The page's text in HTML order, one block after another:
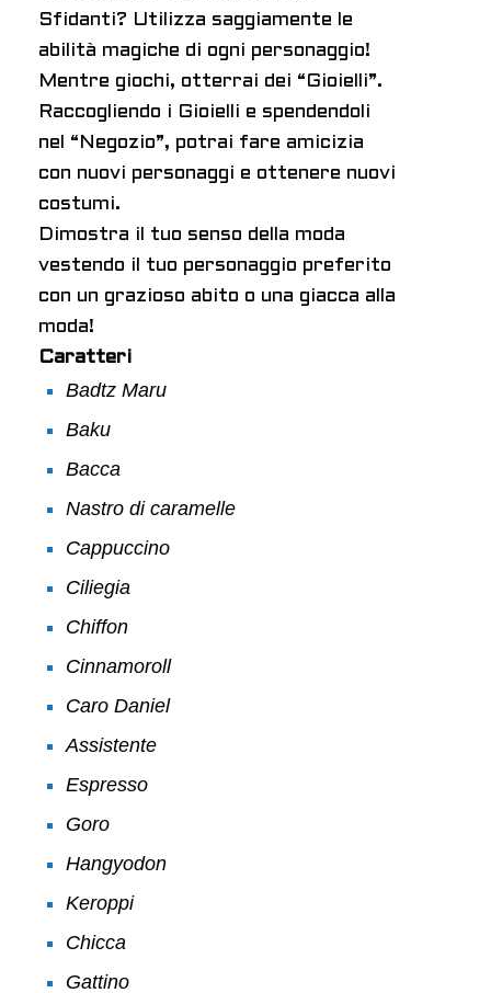
Sfidanti? Utilizza saggiamente le
abilità magiche di ogni personaggio!
Mentre giochi, otterrai dei “Gioielli”.
Raccogliendo i Gioielli e spendendoli
nel “Negozio”, potrai fare amicizia
con nuovi personaggi e ottenere nuovi
costumi.
Dimostra il tuo senso della moda
vestendo il tuo personaggio preferito
con un grazioso abito o una giacca alla
moda!
Caratteri
Badtz Maru
Baku
Bacca
Nastro di caramelle
Cappuccino
Ciliegia
Chiffon
Cinnamoroll
Caro Daniel
Assistente
Espresso
Goro
Hangyodon
Keroppi
Chicca
Gattino